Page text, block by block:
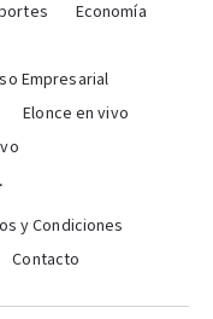
Economía
Empresarial
Elonce en vivo
y Condiciones
Contacto